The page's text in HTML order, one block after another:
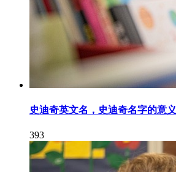
史迪奇英文名，史迪奇名字的意义
393